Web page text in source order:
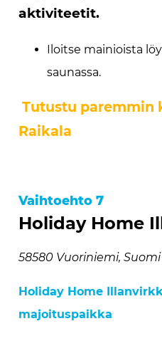
aktiviteetit.
Iloitse mainioista
saunassa.
Tutustu paremmin
Raikala
Vaihtoehto 7
Holiday Home
58580 Vuoriniemi, Suomi
Holiday Home
majoituspaikka